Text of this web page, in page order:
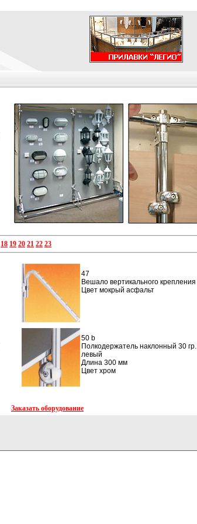
18 19 20 21 22 23
47
Вешало вертикального крепления
Цвет мокрый асфальт
50 b
Полкодержатель наклонный 30 гр.
левый
Длина 300 мм
Цвет хром
Заказать оборудование